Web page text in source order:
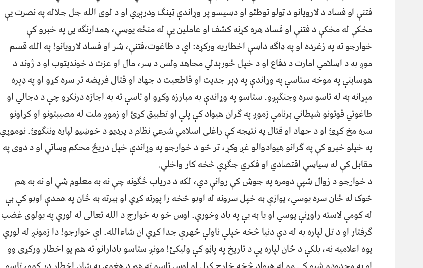
فتنې او فساد د لارویانو د ټولو توطئو او دسيسو پر وړاندې ټينګ ودرېږي او د لوی الله جل جلاله په نصرت يې
مخکې له مخکې د فتنې او فساد هره کړنه کشف او عاملين يې له منځه يوسي، همدارنګه یې په خبرو کې
خوارجو ته په زغرده او په ډاګه داسې اخطاریه ورکړه: اې د طاغوت،فتنې، شر او فساد لارویانو! په الله قسم
موږ به د اسلامي امارت د دفاع او د خپل ځورېدلي مجاهد ولس د سر، مال او عزت د خونديتوب او د ژوند د
هوساينې په موخه ستاسې په وړاندې په ډېر جديت او قاطعيت د جهاد او قتال فريضه تر سره کړو او په ډېره
مېړانه به له تاسو سره وجنګېږو. ستاسو په وړاندې به مبارزه وکړو او تاسې ته به اجازه درنکړو چې د دجالي او
طاغوتي قوتونو شيطاني برنامې زموږ په ګران هیواد کې پلې او تطبيق کړئ او زموږ ملت له مصيبتونو او کړاونو
سره مخ کړئ او د جهاد او قتال په نتيجه کې راغلی اسلامي شرعي نظام د پرديو د خوښيو لپاره وننګوئ. نوموړي
په خپلو خبرو کې په ګرانو هیوادوالو غږ وکړ، تر څو د خوارجو په وړاندې خپل دریځ محکم وساتي او د دوی په
مقابل کې له سیاسي اقتصادي او فکري جګړې څخه کار واخلي.
د خوارجو د زوال شپې دومره په جوش کې روانې دي، لکه د دریاب ځګونه چې نه به معلوم شي او نه به هم
څوک له ځان سره یوسي، یوازې به خپل سرونه له اوبو څخه را پورته کړي او بیرته به ځان په همدې اوبو کې بې
له کومې لاسته راوړنې یوسي او یا به یې په باد وخوري. اوس خو به خوارج د الله تعالی له لوري په یولوی غضب
ګرفتار او د تل لپاره به له دې دنیا څخه خپلې ناولې څهرې جدا کړي ان شاءالله. اې خوارجو! دا زمونږ له لوري
یوه اعلامیه نه، بلکې د ځان لپاره یې د تاریخ په پاڼو کې ولیکئ! مونږ ستاسو بادارانو ته هم یو اخطار ورکړی وو